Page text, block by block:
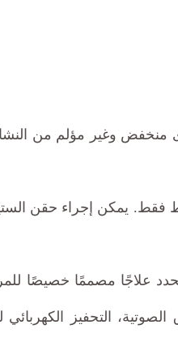
منخفض وغير مؤلم من
فقط. يمكن إجراء حقن
علاجًا مصممًا خصيصًا
التحفيز الكهربائي